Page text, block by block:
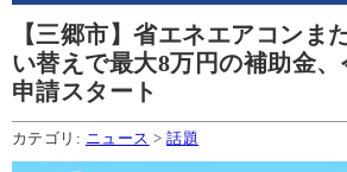
【三郷市】省エネエアコンま
い替えで最大8万円の補助金
申請スタート
カテゴリ: ニュース >話題